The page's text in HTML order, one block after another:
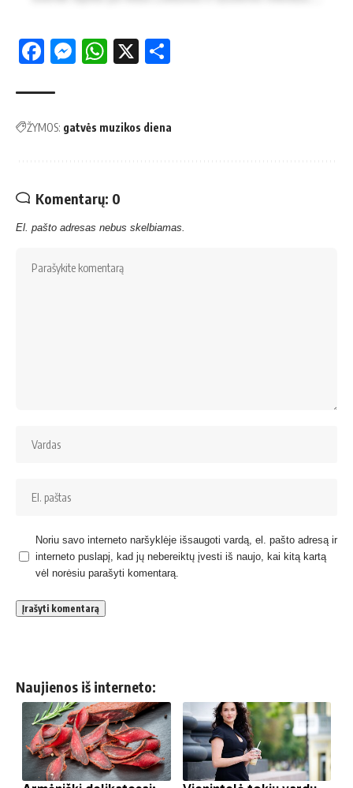
Facebook
Messenger
WhatsApp
X
ŽYMOS: gatvės muzikos diena
Komentarų: 0
El. pašto adresas nebus skelbiamas.
Noriu savo interneto naršyklėje išsaugoti vardą, el. pašto adresą ir
interneto puslapį, kad jų nebereiktų įvesti iš naujo, kai kitą kartą
vėl norėsiu parašyti komentarą.
Naujienos iš interneto: